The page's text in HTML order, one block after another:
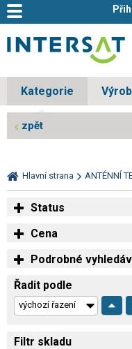
Kategorie
zpět
Hlavní strana ANTÉNNÍ
Status
Cena
Podrobné
Řadit podle
Filtr skladu